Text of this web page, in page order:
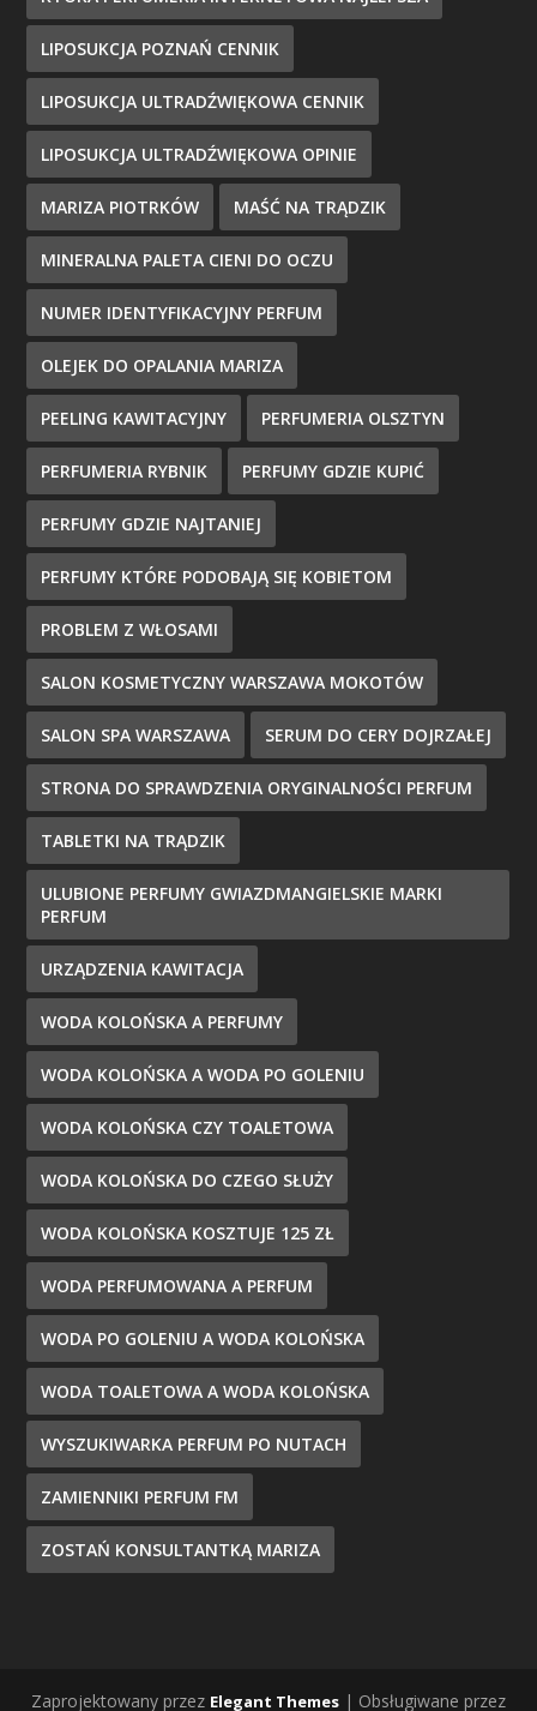
LIPOSUKCJA POZNAŃ CENNIK
LIPOSUKCJA ULTRADŹWIĘKOWA CENNIK
LIPOSUKCJA ULTRADŹWIĘKOWA OPINIE
MARIZA PIOTRKÓW MAŚĆ NA TRĄDZIK
MINERALNA PALETA CIENI DO OCZU
NUMER IDENTYFIKACYJNY PERFUM
OLEJEK DO OPALANIA MARIZA
PEELING KAWITACYJNY PERFUMERIA OLSZTYN
PERFUMERIA RYBNIK PERFUMY GDZIE KUPIĆ
PERFUMY GDZIE NAJTANIEJ
PERFUMY KTÓRE PODOBAJĄ SIĘ KOBIETOM
PROBLEM Z WŁOSAMI
SALON KOSMETYCZNY WARSZAWA MOKOTÓW
SALON SPA WARSZAWA SERUM DO CERY DOJRZAŁEJ
STRONA DO SPRAWDZENIA ORYGINALNOŚCI PERFUM
TABLETKI NA TRĄDZIK
ULUBIONE PERFUMY GWIAZDMANGIELSKIE MARKI
PERFUM
URZĄDZENIA KAWITACJA
WODA KOLOŃSKA A PERFUMY
WODA KOLOŃSKA A WODA PO GOLENIU
WODA KOLOŃSKA CZY TOALETOWA
WODA KOLOŃSKA DO CZEGO SŁUŻY
WODA KOLOŃSKA KOSZTUJE 125 ZŁ
WODA PERFUMOWANA A PERFUM
WODA PO GOLENIU A WODA KOLOŃSKA
WODA TOALETOWA A WODA KOLOŃSKA
WYSZUKIWARKA PERFUM PO NUTACH
ZAMIENNIKI PERFUM FM
ZOSTAŃ KONSULTANTKĄ MARIZA
Zaprojektowany przez Elegant Themes | Obsługiwane przez